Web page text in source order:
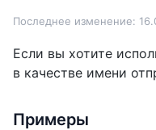
Последнее изменение:
Если вы хотите
в качестве имени
Примеры